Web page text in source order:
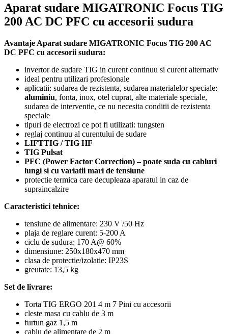
Aparat sudare MIGATRONIC Focus TIG
200 AC DC PFC cu accesorii sudura
Avantaje Aparat sudare MIGATRONIC Focus TIG 200 AC
DC PFC cu accesorii sudura:
invertor de sudare TIG in curent continuu si curent alternativ
ideal pentru utilizari profesionale
aplicatii: sudarea de rezistenta, sudarea materialelor speciale:
aluminiu, fonta, inox, otel cuprat, alte materiale speciale,
sudarea de interventie, ce nu necesita conditii de rezistenta
speciale
tipuri de electrozi ce pot fi utilizati: tungsten
reglaj continuu al curentului de sudare
LIFTTIG / TIG HF
TIG Pulsat
PFC (Power Factor Correction) – poate suda cu cabluri
lungi si cu variatii mari de tensiune
protectie termica care decupleaza aparatul in caz de
supraincalzire
Caracteristici tehnice:
tensiune de alimentare: 230 V /50 Hz
plaja de reglare curent: 5-200 A
ciclu de sudura: 170 A@ 60%
dimensiune: 250x180x470 mm
clasa de protectie/izolatie: IP23S
greutate: 13,5 kg
Set de livrare:
Torta TIG ERGO 201 4 m 7 Pini cu accesorii
cleste masa cu cablu de 3 m
furtun gaz 1,5 m
cablu de alimentare de 2 m